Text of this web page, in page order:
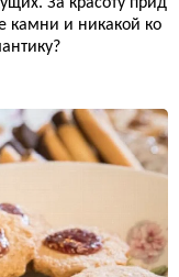
камни и никакой ко